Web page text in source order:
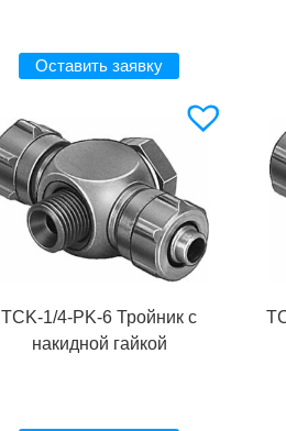
Оставить заявку
TCK-1/4-PK-6 Тройник с
накидной гайкой